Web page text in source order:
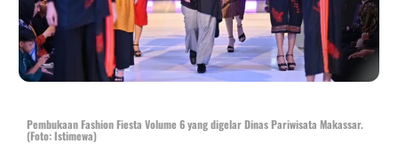
Pembukaan Fashion Fiesta Volume 6 yang digelar Dinas Pariwisata Makassar.
(Foto: Istimewa)